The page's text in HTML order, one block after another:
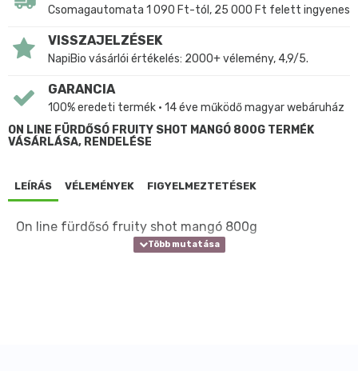
Csomagautomata 1 090 Ft-tól, 25 000 Ft felett ingyenes
VISSZAJELZÉSEK
NapiBio vásárlói értékelés: 2000+ vélemény, 4,9/5.
GARANCIA
100% eredeti termék • 14 éve működő magyar webáruház
ON LINE FÜRDŐSÓ FRUITY SHOT MANGÓ 800G TERMÉK
VÁSÁRLÁSA, RENDELÉSE
LEÍRÁS VÉLEMÉNYEK FIGYELMEZTETÉSEK
On line fürdősó fruity shot mangó 800g